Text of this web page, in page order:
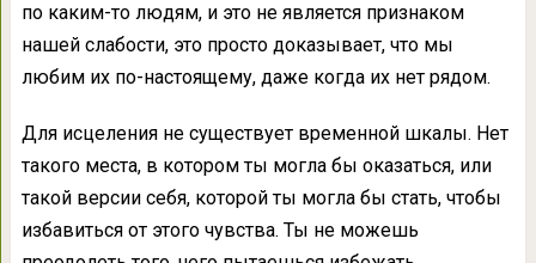
по каким-то людям, и это не является признаком
нашей слабости, это просто доказывает, что мы
любим их по-настоящему, даже когда их нет рядом.
Для исцеления не существует временной шкалы. Нет
такого места, в котором ты могла бы оказаться, или
такой версии себя, которой ты могла бы стать, чтобы
избавиться от этого чувства. Ты не можешь